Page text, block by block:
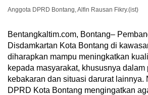
Anggota DPRD Bontang, Alfin Rausan Fikry.(ist)
Bentangkaltim.com, Bontang–
Disdamkartan Kota Bontang di
diharapkan mampu meningkatkan
kepada masyarakat, khususnya dalam
kebakaran dan situasi darurat lainnya.
DPRD Kota Bontang mengingatkan